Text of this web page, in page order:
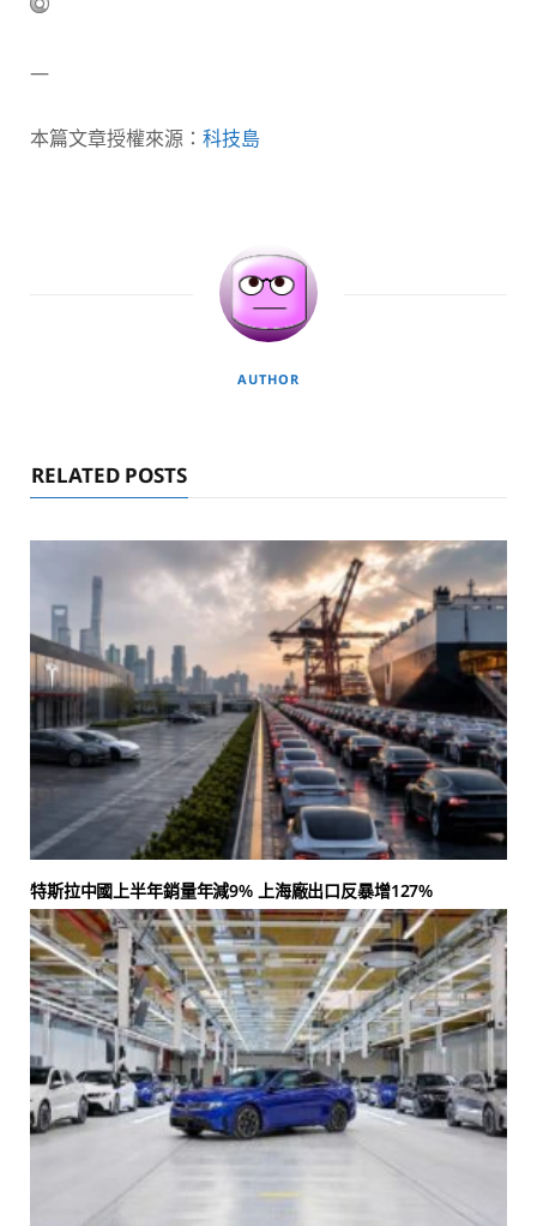
—
本篇文章授權來源： 科技島
AUTHOR
RELATED POSTS
特斯拉中國上半年銷量年減9% 上海廠出口反暴增127%